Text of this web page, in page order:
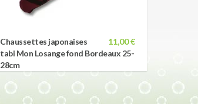
11,00 €
Chaussettes japonaises
tabi Mon Losange fond Bordeaux 25-
28cm